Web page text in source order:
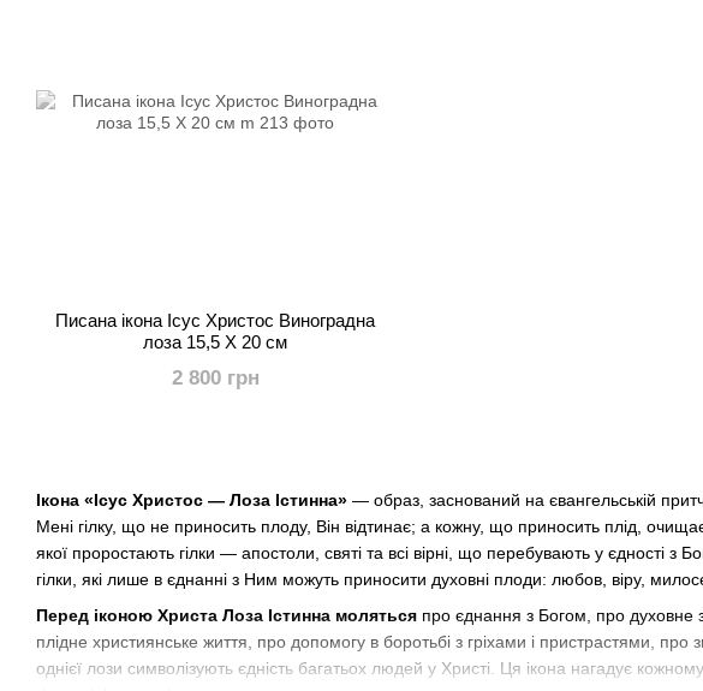
Ікона «Ісус Христос — Лоза Істинна» — образ, заснований на євангельській
Мені гілку, що не приносить плоду, Він відтинає; а кожну, що приносить плід,
якої проростають гілки — апостоли, святі та всі вірні, що перебувають у
гілки, які лише в єднанні з Ним можуть приносити духовні плоди: любов, віру,
Перед іконою Христа Лоза Істинна моляться про єднання з Богом, про духовне
плідне християнське життя, про допомогу в боротьбі з гріхами і пристрастями,
однієї лози символізують єдність багатьох людей у Христі. Ця ікона нагадує
Писана ікона Ісус Христос Виноградна
лоза 15,5 Х 20 см
2 800 грн